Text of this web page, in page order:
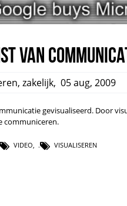
van
, zakelijk, 05 aug, 2009
gevisualiseerd. Door
communiceren.
VIDEO, VISUALISEREN